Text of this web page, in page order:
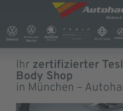
Ihr zertifizierter
Body Shop
in München –